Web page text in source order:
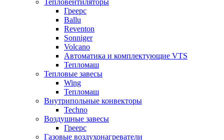
Тепловентиляторы
Греерс
Ballu
Reventon
Sonniger
Volcano
Автоматика и комплектующие VTS
Тепломаш
Тепловые завесы
Wing
Тепломаш
Внутрипольные конвекторы
Techno
Воздушные завесы
Греерс
Газовые воздухонагреватели